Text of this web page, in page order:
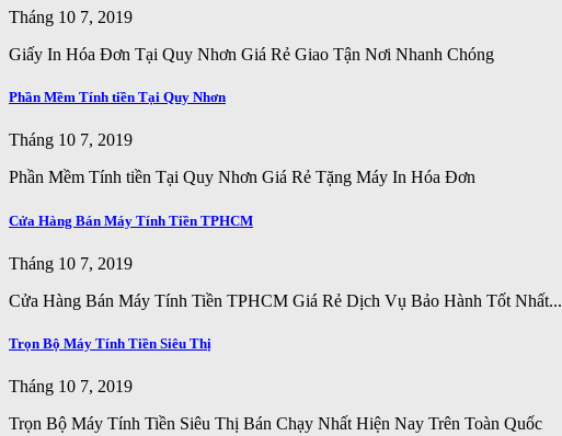
Tháng 10 7, 2019
Giấy In Hóa Đơn Tại Quy Nhơn Giá Rẻ Giao Tận Nơi Nhanh Chóng
Phần Mềm Tính tiền Tại Quy Nhơn
Tháng 10 7, 2019
Phần Mềm Tính tiền Tại Quy Nhơn Giá Rẻ Tặng Máy In Hóa Đơn
Cửa Hàng Bán Máy Tính Tiền TPHCM
Tháng 10 7, 2019
Cửa Hàng Bán Máy Tính Tiền TPHCM Giá Rẻ Dịch Vụ Bảo Hành Tốt Nhất...
Trọn Bộ Máy Tính Tiền Siêu Thị
Tháng 10 7, 2019
Trọn Bộ Máy Tính Tiền Siêu Thị Bán Chạy Nhất Hiện Nay Trên Toàn Quốc